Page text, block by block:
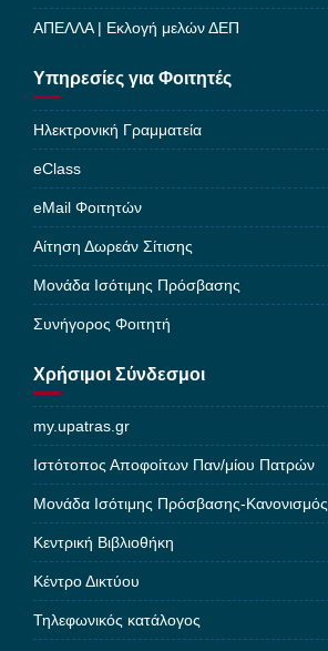
ΑΠΕΛΛΑ | Εκλογή μελών ΔΕΠ
Υπηρεσίες για Φοιτητές
Ηλεκτρονική Γραμματεία
eClass
eMail Φοιτητών
Αίτηση Δωρεάν Σίτισης
Μονάδα Ισότιμης Πρόσβασης
Συνήγορος Φοιτητή
Χρήσιμοι Σύνδεσμοι
my.upatras.gr
Ιστότοπος Αποφοίτων Παν/μίου Πατρών
Μονάδα Ισότιμης Πρόσβασης-Κανονισμός
Κεντρική Βιβλιοθήκη
Κέντρο Δικτύου
Τηλεφωνικός κατάλογος